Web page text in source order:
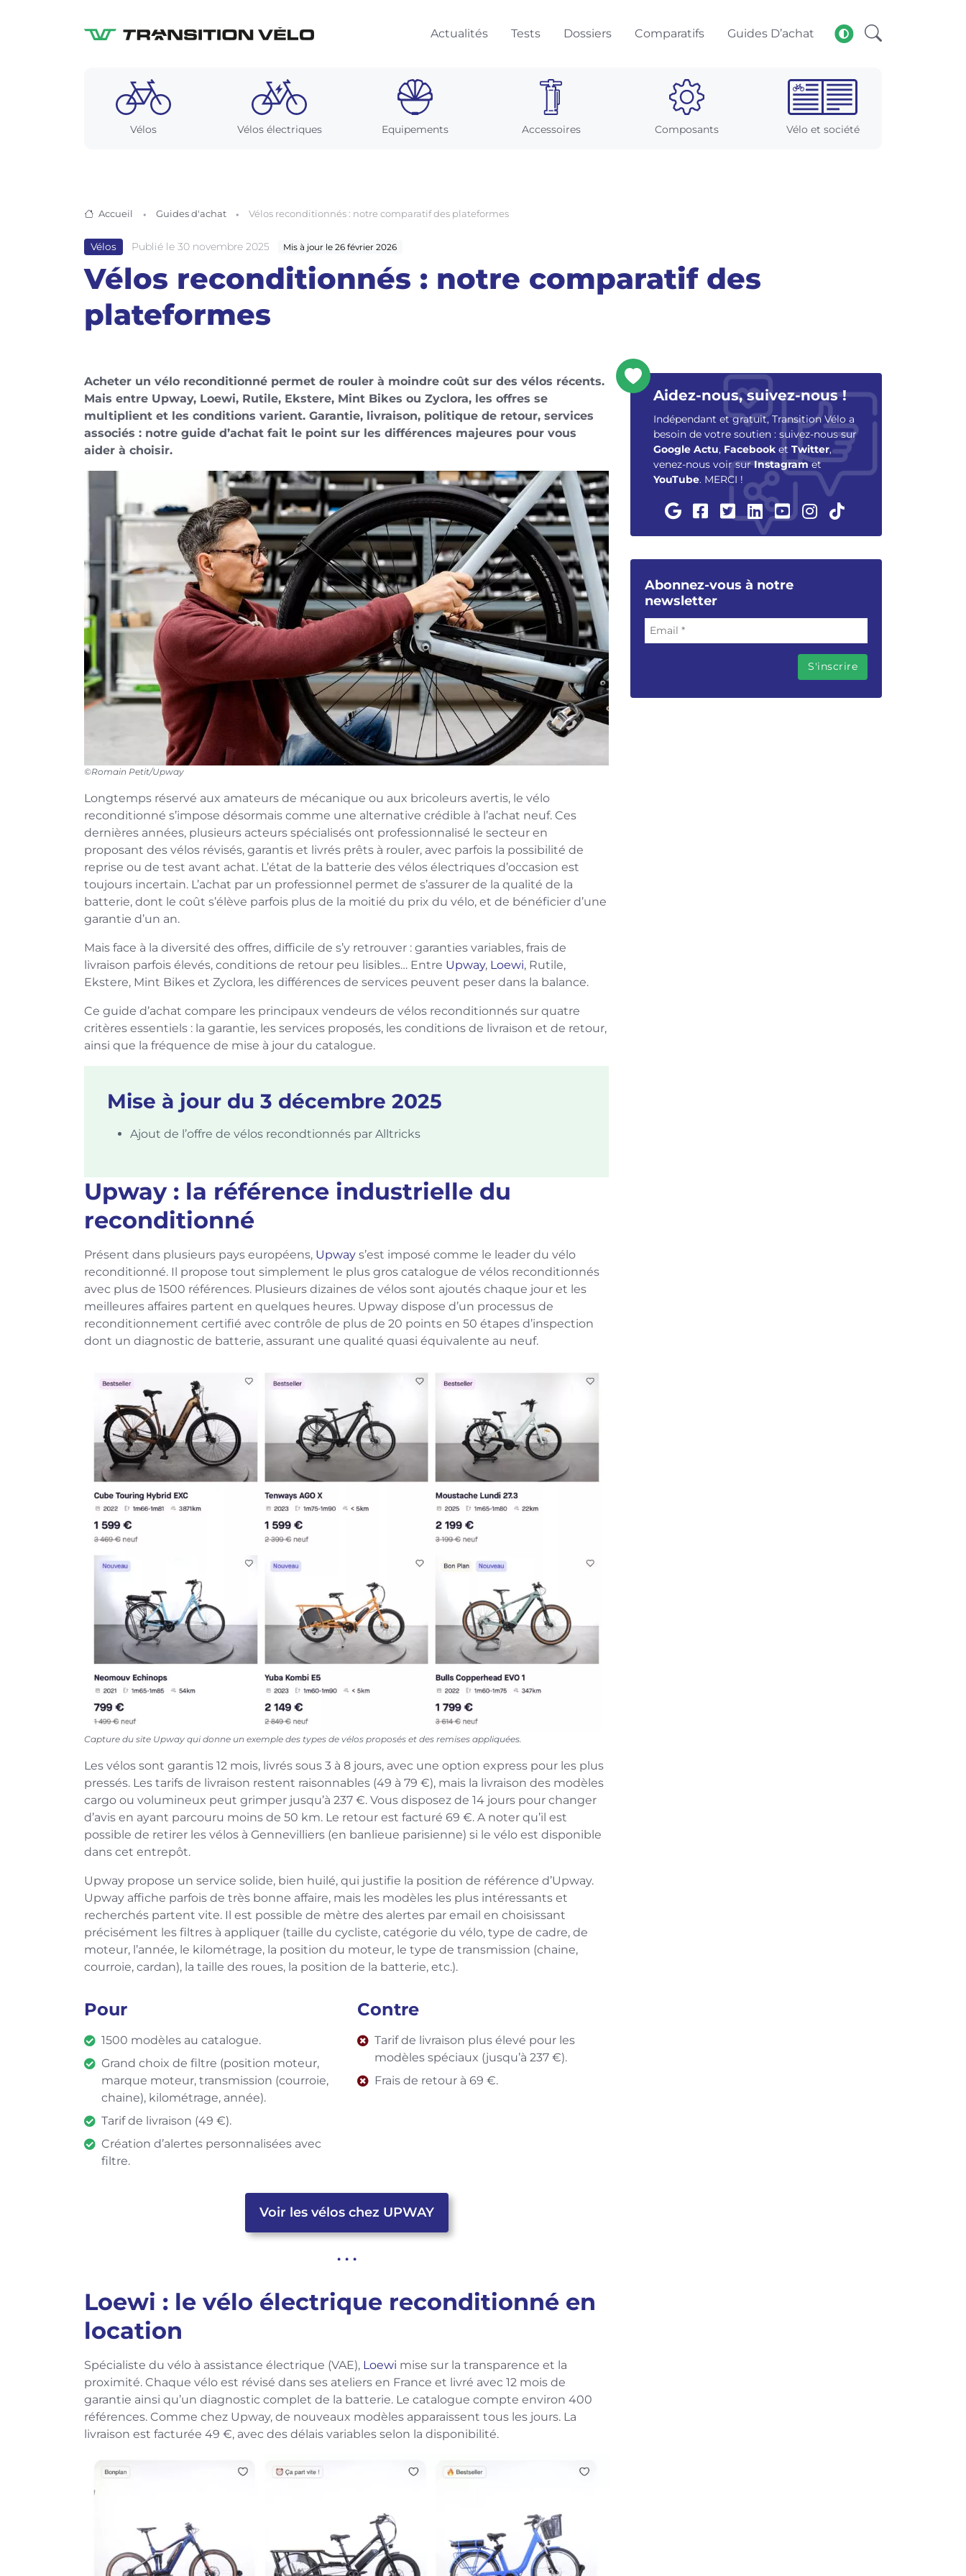
Actualités Tests Dossiers Comparatifs Guides D’achat
Vélos Vélos électriques Equipements Accessoires Composants Vélo et société
Accueil Guides d'achat Vélos reconditionnés : notre comparatif des plateformes
Vélos Publié le 30 novembre 2025 Mis à jour le 26 février 2026
Vélos reconditionnés : notre comparatif des
plateformes
Acheter un vélo reconditionné permet de rouler à moindre coût sur des vélos récents.
Mais entre Upway, Loewi, Rutile, Ekstere, Mint Bikes ou Zyclora, les offres se
multiplient et les conditions varient. Garantie, livraison, politique de retour, services
associés : notre guide d’achat fait le point sur les différences majeures pour vous
aider à choisir.
©Romain Petit/Upway
Longtemps réservé aux amateurs de mécanique ou aux bricoleurs avertis, le vélo
reconditionné s’impose désormais comme une alternative crédible à l’achat neuf. Ces
dernières années, plusieurs acteurs spécialisés ont professionnalisé le secteur en
proposant des vélos révisés, garantis et livrés prêts à rouler, avec parfois la possibilité de
reprise ou de test avant achat. L’état de la batterie des vélos électriques d’occasion est
toujours incertain. L’achat par un professionnel permet de s’assurer de la qualité de la
batterie, dont le coût s’élève parfois plus de la moitié du prix du vélo, et de bénéficier d’une
garantie d’un an.
Mais face à la diversité des offres, difficile de s’y retrouver : garanties variables, frais de
livraison parfois élevés, conditions de retour peu lisibles… Entre Upway, Loewi, Rutile,
Ekstere, Mint Bikes et Zyclora, les différences de services peuvent peser dans la balance.
Ce guide d’achat compare les principaux vendeurs de vélos reconditionnés sur quatre
critères essentiels : la garantie, les services proposés, les conditions de livraison et de retour,
ainsi que la fréquence de mise à jour du catalogue.
Mise à jour du 3 décembre 2025
Ajout de l’offre de vélos recondtionnés par Alltricks
Upway : la référence industrielle du
reconditionné
Présent dans plusieurs pays européens, Upway s’est imposé comme le leader du vélo
reconditionné. Il propose tout simplement le plus gros catalogue de vélos reconditionnés
avec plus de 1500 références. Plusieurs dizaines de vélos sont ajoutés chaque jour et les
meilleures affaires partent en quelques heures. Upway dispose d’un processus de
reconditionnement certifié avec contrôle de plus de 20 points en 50 étapes d’inspection
dont un diagnostic de batterie, assurant une qualité quasi équivalente au neuf.
Capture du site Upway qui donne un exemple des types de vélos proposés et des remises appliquées.
Les vélos sont garantis 12 mois, livrés sous 3 à 8 jours, avec une option express pour les plus
pressés. Les tarifs de livraison restent raisonnables (49 à 79 €), mais la livraison des modèles
cargo ou volumineux peut grimper jusqu’à 237 €. Vous disposez de 14 jours pour changer
d’avis en ayant parcouru moins de 50 km. Le retour est facturé 69 €. A noter qu’il est
possible de retirer les vélos à Gennevilliers (en banlieue parisienne) si le vélo est disponible
dans cet entrepôt.
Upway propose un service solide, bien huilé, qui justifie la position de référence d’Upway.
Upway affiche parfois de très bonne affaire, mais les modèles les plus intéressants et
recherchés partent vite. Il est possible de mètre des alertes par email en choisissant
précisément les filtres à appliquer (taille du cycliste, catégorie du vélo, type de cadre, de
moteur, l’année, le kilométrage, la position du moteur, le type de transmission (chaine,
courroie, cardan), la taille des roues, la position de la batterie, etc.).
Pour
1500 modèles au catalogue.
Grand choix de filtre (position moteur,
marque moteur, transmission (courroie,
chaine), kilométrage, année).
Tarif de livraison (49 €).
Création d’alertes personnalisées avec
filtre.
Contre
Tarif de livraison plus élevé pour les
modèles spéciaux (jusqu’à 237 €).
Frais de retour à 69 €.
Voir les vélos chez UPWAY
. . .
Loewi : le vélo électrique reconditionné en
location
Spécialiste du vélo à assistance électrique (VAE), Loewi mise sur la transparence et la
proximité. Chaque vélo est révisé dans ses ateliers en France et livré avec 12 mois de
garantie ainsi qu’un diagnostic complet de la batterie. Le catalogue compte environ 400
références. Comme chez Upway, de nouveaux modèles apparaissent tous les jours. La
livraison est facturée 49 €, avec des délais variables selon la disponibilité.
Aidez-nous, suivez-nous !
Indépendant et gratuit, Transition Vélo a
besoin de votre soutien : suivez-nous sur
Google Actu, Facebook et Twitter,
venez-nous voir surInstagramet
YouTube. MERCI !
Abonnez-vous à notre
newsletter